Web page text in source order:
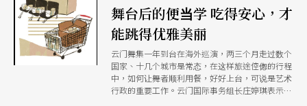
舞台后的便当学 吃得安心，才
能跳得优雅美丽
云门舞集一年到台在海外巡演，两三个月走过数个
国家、十几个城市是常态，在这样旅途倥偬的行程
中，如何让舞者顺利用餐，好好上台，可说是艺术
行政的重要工作。云门国际事务组长庄婷琪表示，